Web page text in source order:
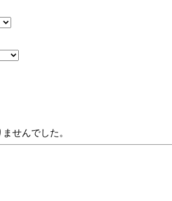
せんでした。